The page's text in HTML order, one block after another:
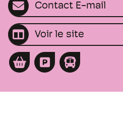
Contact E-mail
Voir le site